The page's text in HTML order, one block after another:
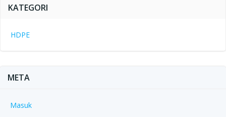
KATEGORI
HDPE
META
Masuk